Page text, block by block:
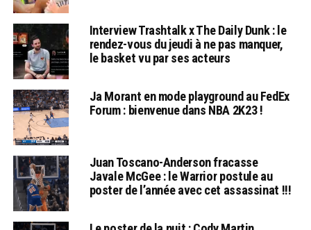
Interview Trashtalk x The Daily Dunk : le
rendez-vous du jeudi à ne pas manquer,
le basket vu par ses acteurs
Ja Morant en mode playground au FedEx
Forum : bienvenue dans NBA 2K23 !
Juan Toscano-Anderson fracasse
Javale McGee : le Warrior postule au
poster de l’année avec cet assassinat !!!